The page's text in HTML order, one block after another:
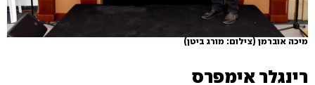
מיכה אוברמן (צילום: מורג ביטן)
רינגלר אימפרס